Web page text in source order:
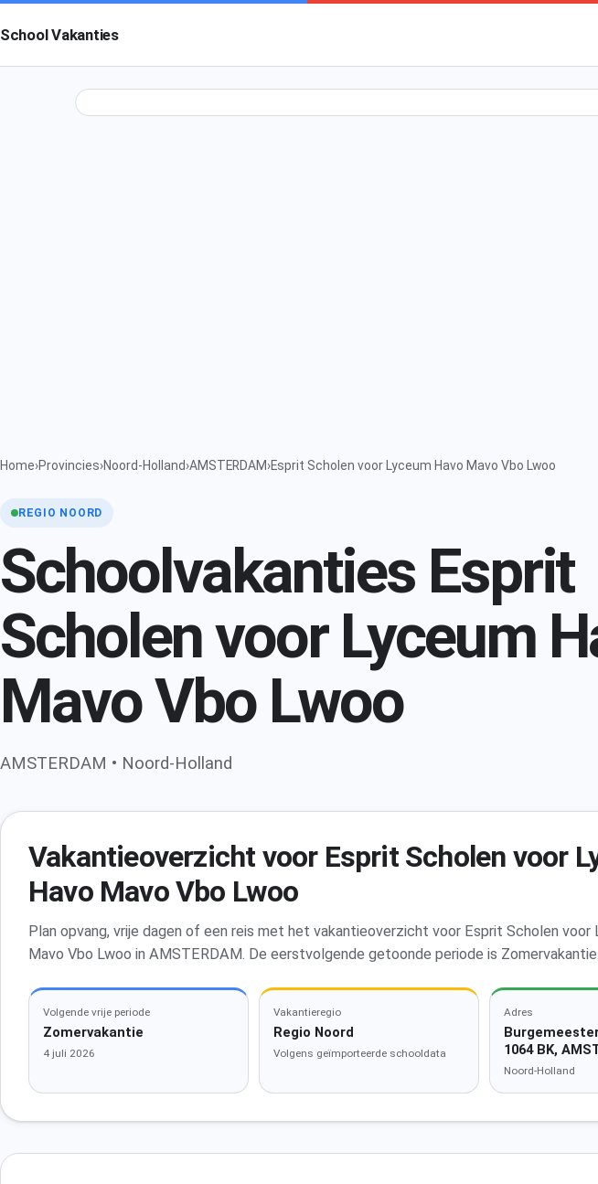
School Vakanties
Home›Provincies›Noord-Holland›AMSTERDAM›Esprit Scholen voor Lyceum Havo Mavo Vbo Lwoo
REGIO NOORD
Schoolvakanties Esprit
Scholen voor Lyceum
Mavo Vbo Lwoo
AMSTERDAM • Noord-Holland
Vakantieoverzicht voor Esprit Scholen voor
Havo Mavo Vbo Lwoo
Plan opvang, vrije dagen of een reis met het vakantieoverzicht voor Esprit Scholen voor
Mavo Vbo Lwoo in AMSTERDAM. De eerstvolgende getoonde periode is Zomervakantie.
Volgende vrije periode
Zomervakantie
4 juli 2026
Vakantieregio
Regio Noord
Volgens geïmporteerde schooldata
Adres
1064 BK,
Noord-Holland